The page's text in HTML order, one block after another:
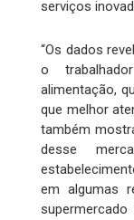
serviços
“Os dados
o
alimentação,
que melhor
também
desse
em algumas